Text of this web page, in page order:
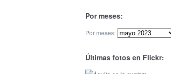
Por meses:
Por meses:
Últimas fotos en Flickr: